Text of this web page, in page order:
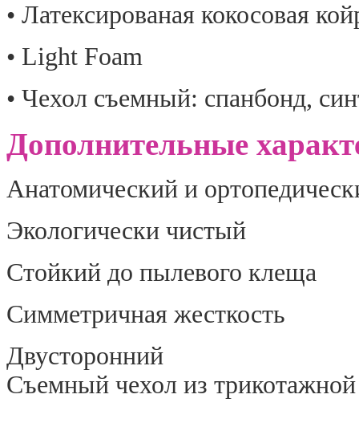
• Латексированая кокосовая
• Light Foam
• Чехол съемный: спанбонд,
Дополнительные
Анатомический и
Экологически чистый
Стойкий до пылевого клеща
Симметричная жесткость
Двусторонний
Съемный чехол из